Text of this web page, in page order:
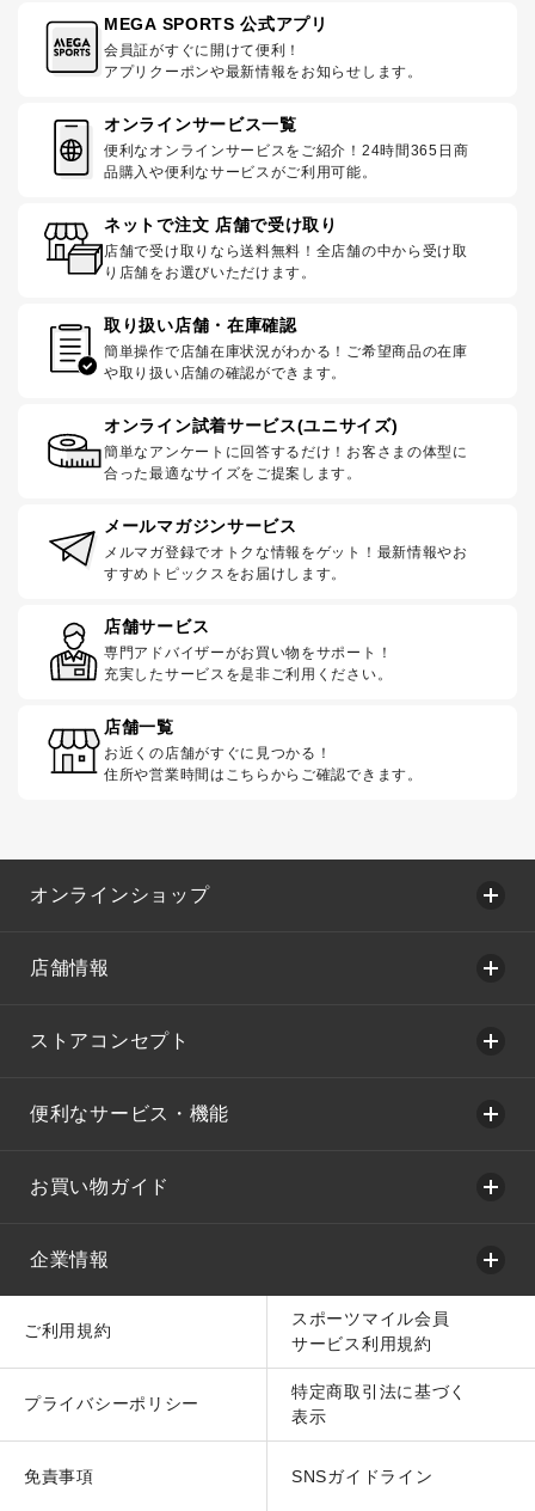
MEGA SPORTS 公式アプリ
会員証がすぐに開けて便利！
アプリクーポンや最新情報をお知らせします。
オンラインサービス一覧
便利なオンラインサービスをご紹介！24時間365日商
品購入や便利なサービスがご利用可能。
ネットで注文 店舗で受け取り
店舗で受け取りなら送料無料！全店舗の中から受け取
り店舗をお選びいただけます。
取り扱い店舗・在庫確認
簡単操作で店舗在庫状況がわかる！ご希望商品の在庫
や取り扱い店舗の確認ができます。
オンライン試着サービス(ユニサイズ)
簡単なアンケートに回答するだけ！お客さまの体型に
合った最適なサイズをご提案します。
メールマガジンサービス
メルマガ登録でオトクな情報をゲット！最新情報やお
すすめトピックスをお届けします。
店舗サービス
専門アドバイザーがお買い物をサポート！
充実したサービスを是非ご利用ください。
店舗一覧
お近くの店舗がすぐに見つかる！
住所や営業時間はこちらからご確認できます。
オンラインショップ
店舗情報
ストアコンセプト
便利なサービス・機能
お買い物ガイド
企業情報
ご利用規約
スポーツマイル会員
サービス利用規約
プライバシーポリシー
特定商取引法に基づく
表示
免責事項 SNSガイドライン